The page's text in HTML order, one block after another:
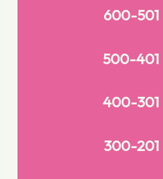
600-501
500-401
400-301
300-201